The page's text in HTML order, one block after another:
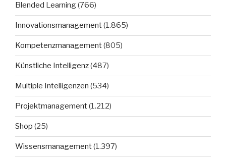
Blended Learning(766)
Innovationsmanagement(1.865)
Kompetenzmanagement(805)
Künstliche Intelligenz(487)
Multiple Intelligenzen (534)
Projektmanagement(1.212)
Shop (25)
Wissensmanagement(1.397)